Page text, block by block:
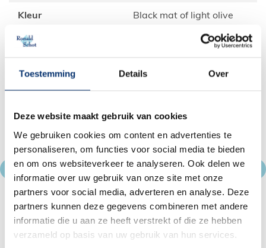
Toestemming Details Over
Deze website maakt gebruik van cookies
We gebruiken cookies om content en advertenties te
personaliseren, om functies voor social media te bieden
en om ons websiteverkeer te analyseren. Ook delen we
informatie over uw gebruik van onze site met onze
partners voor social media, adverteren en analyse. Deze
partners kunnen deze gegevens combineren met andere
informatie die u aan ze heeft verstrekt of die ze hebben
verzameld op basis van uw gebruik van hun services.
Kleur
black mat of light olive
Mand Basil MIK
€ 79.95